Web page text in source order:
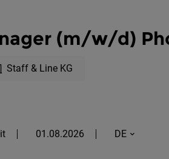
(m/w/d)
Staff & Line KG
01.08.2026 DE